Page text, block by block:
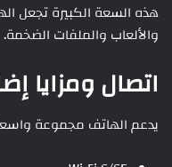
هذه السعة الكبيرة تجعل
والألعاب والملفات الضخمة.
اتصال ومزايا
يدعم الهاتف مجموعة